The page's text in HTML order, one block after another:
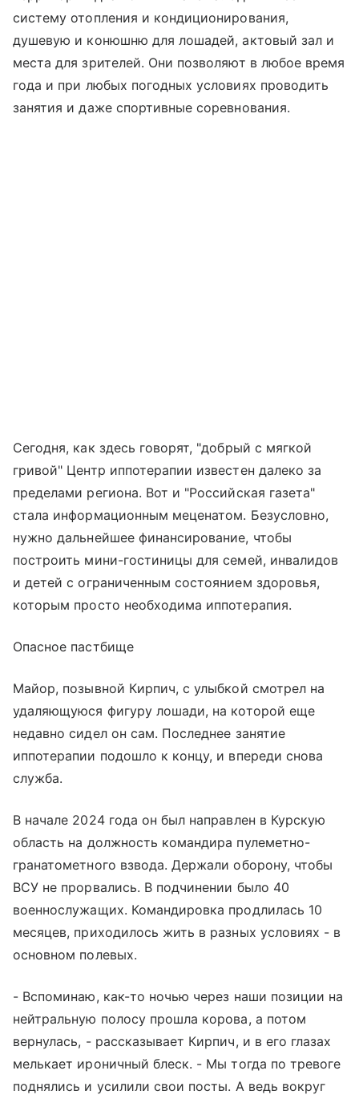
систему отопления и кондиционирования,
душевую и конюшню для лошадей, актовый зал и
места для зрителей. Они позволяют в любое время
года и при любых погодных условиях проводить
занятия и даже спортивные соревнования.
Сегодня, как здесь говорят, "добрый с мягкой
гривой" Центр иппотерапии известен далеко за
пределами региона. Вот и "Российская газета"
стала информационным меценатом. Безусловно,
нужно дальнейшее финансирование, чтобы
построить мини-гостиницы для семей, инвалидов
и детей с ограниченным состоянием здоровья,
которым просто необходима иппотерапия.
Опасное пастбище
Майор, позывной Кирпич, с улыбкой смотрел на
удаляющуюся фигуру лошади, на которой еще
недавно сидел он сам. Последнее занятие
иппотерапии подошло к концу, и впереди снова
служба.
В начале 2024 года он был направлен в Курскую
область на должность командира пулеметно-
гранатометного взвода. Держали оборону, чтобы
ВСУ не прорвались. В подчинении было 40
военнослужащих. Командировка продлилась 10
месяцев, приходилось жить в разных условиях - в
основном полевых.
- Вспоминаю, как-то ночью через наши позиции на
нейтральную полосу прошла корова, а потом
вернулась, - рассказывает Кирпич, и в его глазах
мелькает ироничный блеск. - Мы тогда по тревоге
поднялись и усилили свои посты. А ведь вокруг